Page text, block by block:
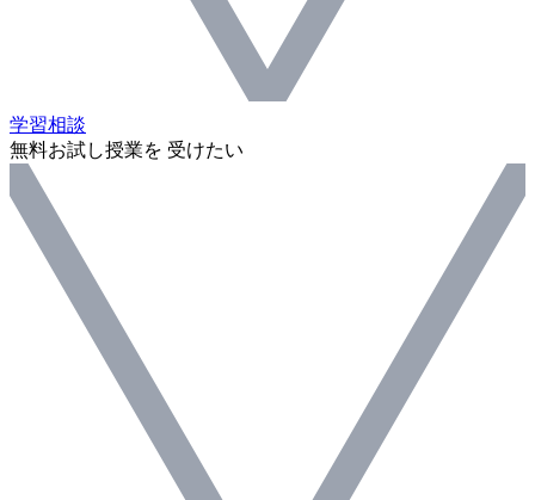
学習相談
無料お試し授業を 受けたい